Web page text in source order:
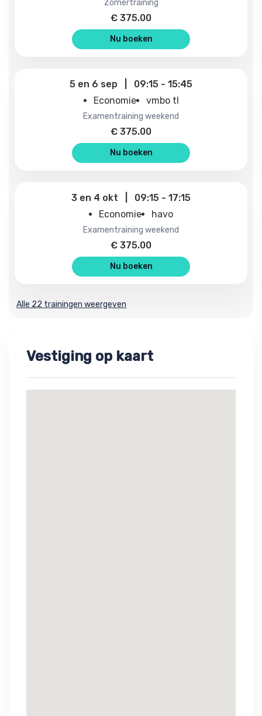
zomertraining
€ 375.00
Nu boeken
5 en 6 sep 09:15 - 15:45
Economie
vmbo tl
examentraining weekend
€ 375.00
Nu boeken
3 en 4 okt 09:15 - 17:15
Economie
havo
examentraining weekend
€ 375.00
Nu boeken
Alle 22 trainingen weergeven
Vestiging op kaart